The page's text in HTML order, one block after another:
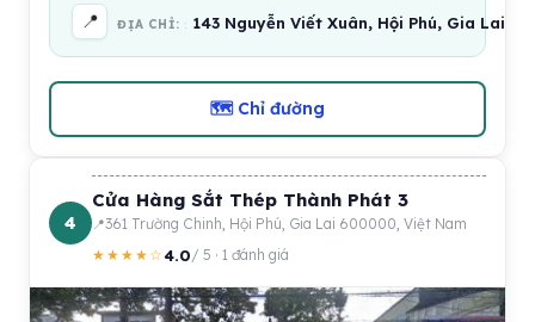
📍 ĐỊA CHỈ: 143 Nguyễn Viết Xuân, Hội Phú, Gia Lai
🗺 Chỉ đường
4
Cửa Hàng Sắt Thép Thành Phát 3
361 Trường Chinh, Hội Phú, Gia Lai 600000, Việt Nam
★★★★☆4.0/ 5 · 1 đánh giá